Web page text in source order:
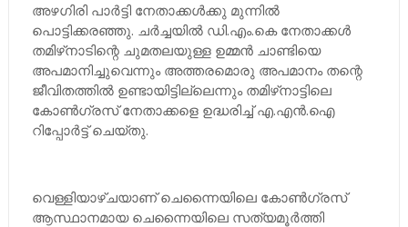
അഴഗിരി പാര്‍ട്ടി നേതാക്കള്‍ക്കു മുന്നില്‍
പൊട്ടിക്കരഞ്ഞു. ചര്‍ച്ചയില്‍ ഡി.എം.കെ നേതാക്കള്‍
തമിഴ്‌നാടിന്റെ ചുമതലയുള്ള ഉമ്മന്‍ ചാണ്ടിയെ
അപമാനിച്ചുവെന്നും അത്തരമൊരു അപമാനം തന്റെ
ജീവിതത്തില്‍ ഉണ്ടായിട്ടില്ലെന്നും തമിഴ്‌നാട്ടിലെ
കോണ്‍ഗ്രസ് നേതാക്കളെ ഉദ്ധരിച്ച്‌ എ.എന്‍.ഐ
റിപ്പോര്‍ട്ട് ചെയ്തു.
വെള്ളിയാഴ്ചയാണ് ചെന്നൈയിലെ കോണ്‍ഗ്രസ്
ആസ്ഥാനമായ ചെന്നൈയിലെ സത്യമൂര്‍ത്തി